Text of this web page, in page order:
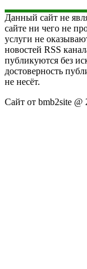
Данный сайт не
сайте ни чего не
услуги не
новостей RSS
публикуются без
достоверность
не несёт.
Сайт от bmb2site @